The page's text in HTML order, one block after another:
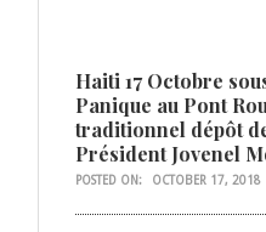
Haiti 17 Octobre
Panique au Pont
traditionnel dépôt
Président Jovenel
POSTED ON: OCTOBER 17, 2018